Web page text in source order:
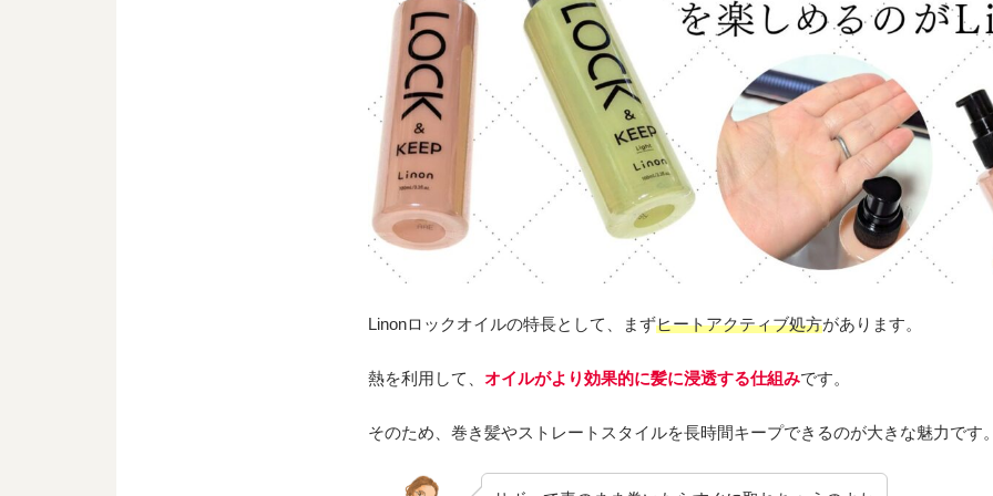
Linonロックオイルの特長として、まずヒートアクティブ処方があります。
熱を利用して、 オイルがより効果的に髪に浸透する仕組みです。
そのため、巻き髪やストレートスタイルを長時間キープできるのが大きな魅力です